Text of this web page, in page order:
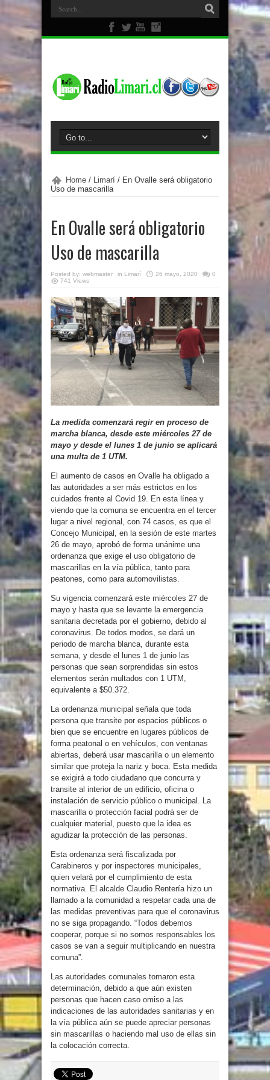
Home / Limarí / En Ovalle será obligatorio
Uso de mascarilla
En Ovalle será obligatorio
Uso de mascarilla
Posted by: webmaster in Limarí 26 mayo, 2020
0
741 Views
La medida comenzará regir en proceso de
marcha blanca, desde este miércoles 27 de
mayo y desde el lunes 1 de junio se aplicará
una multa de 1 UTM.
El aumento de casos en Ovalle ha obligado a
las autoridades a ser más estrictos en los
cuidados frente al Covid 19. En esta línea y
viendo que la comuna se encuentra en el tercer
lugar a nivel regional, con 74 casos, es que el
Concejo Municipal, en la sesión de este martes
26 de mayo, aprobó de forma unánime una
ordenanza que exige el uso obligatorio de
mascarillas en la vía pública, tanto para
peatones, como para automovilistas.
Su vigencia comenzará este miércoles 27 de
mayo y hasta que se levante la emergencia
sanitaria decretada por el gobierno, debido al
coronavirus. De todos modos, se dará un
periodo de marcha blanca, durante esta
semana, y desde el lunes 1 de junio las
personas que sean sorprendidas sin estos
elementos serán multados con 1 UTM,
equivalente a $50.372.
La ordenanza municipal señala que toda
persona que transite por espacios públicos o
bien que se encuentre en lugares públicos de
forma peatonal o en vehículos, con ventanas
abiertas, deberá usar mascarilla o un elemento
similar que proteja la nariz y boca. Esta medida
se exigirá a todo ciudadano que concurra y
transite al interior de un edificio, oficina o
instalación de servicio público o municipal. La
mascarilla o protección facial podrá ser de
cualquier material, puesto que la idea es
agudizar la protección de las personas.
Esta ordenanza será fiscalizada por
Carabineros y por inspectores municipales,
quien velará por el cumplimiento de esta
normativa. El alcalde Claudio Rentería hizo un
llamado a la comunidad a respetar cada una de
las medidas preventivas para que el coronavirus
no se siga propagando. “Todos debemos
cooperar, porque si no somos responsables los
casos se van a seguir multiplicando en nuestra
comuna”.
Las autoridades comunales tomaron esta
determinación, debido a que aún existen
personas que hacen caso omiso a las
indicaciones de las autoridades sanitarias y en
la vía pública aún se puede apreciar personas
sin mascarillas o haciendo mal uso de ellas sin
la colocación correcta.